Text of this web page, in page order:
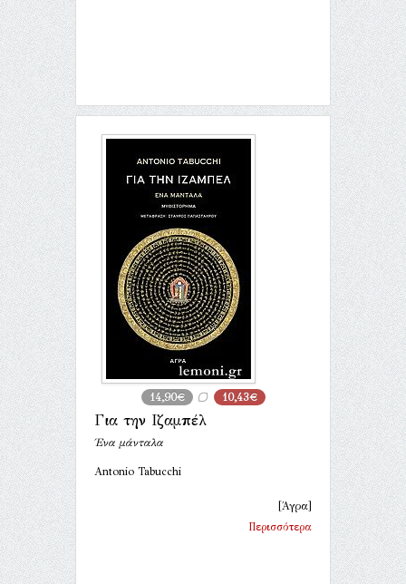
14,90€ 10,43€
Για την Ιζαμπέλ
Ένα μάνταλα
Antonio Tabucchi
[Άγρα]
Περισσότερα